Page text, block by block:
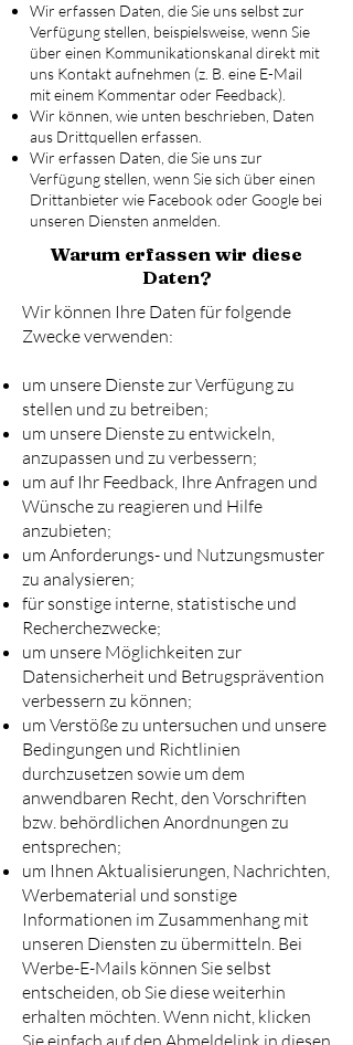
Wir erfassen Daten, die Sie uns selbst zur
Verfügung stellen, beispielsweise, wenn Sie
über einen Kommunikationskanal direkt mit
uns Kontakt aufnehmen (z. B. eine E-Mail
mit einem Kommentar oder Feedback).
Wir können, wie unten beschrieben, Daten
aus Drittquellen erfassen.
Wir erfassen Daten, die Sie uns zur
Verfügung stellen, wenn Sie sich über einen
Drittanbieter wie Facebook oder Google bei
unseren Diensten anmelden.
Warum erfassen wir diese
Daten?
Wir können Ihre Daten für folgende
Zwecke verwenden:
um unsere Dienste zur Verfügung zu
stellen und zu betreiben;
um unsere Dienste zu entwickeln,
anzupassen und zu verbessern;
um auf Ihr Feedback, Ihre Anfragen und
Wünsche zu reagieren und Hilfe
anzubieten;
um Anforderungs- und Nutzungsmuster
zu analysieren;
für sonstige interne, statistische und
Recherchezwecke;
um unsere Möglichkeiten zur
Datensicherheit und Betrugsprävention
verbessern zu können;
um Verstöße zu untersuchen und unsere
Bedingungen und Richtlinien
durchzusetzen sowie um dem
anwendbaren Recht, den Vorschriften
bzw. behördlichen Anordnungen zu
entsprechen;
um Ihnen Aktualisierungen, Nachrichten,
Werbematerial und sonstige
Informationen im Zusammenhang mit
unseren Diensten zu übermitteln. Bei
Werbe-E-Mails können Sie selbst
entscheiden, ob Sie diese weiterhin
erhalten möchten. Wenn nicht, klicken
Sie einfach auf den Abmeldelink in diesen